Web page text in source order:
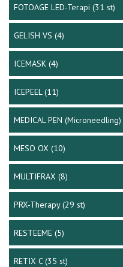
FOTOAGE LED-Terapi (31 st)
GELISH VS(4)
ICEMASK(4)
ICEPEEL(11)
MEDICAL PEN (Microneedling)
MESO OX(10)
MULTIFRAX(8)
PRX-Therapy (29 st)
RESTEEME(5)
RETIX C (35 st)